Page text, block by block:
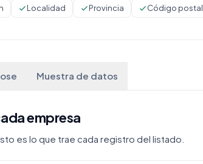
Localidad Provincia Código postal
Muestra de datos
empresa
es lo que trae cada registro del listado.